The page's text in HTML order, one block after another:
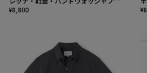
ル・通気性＞
¥8,800